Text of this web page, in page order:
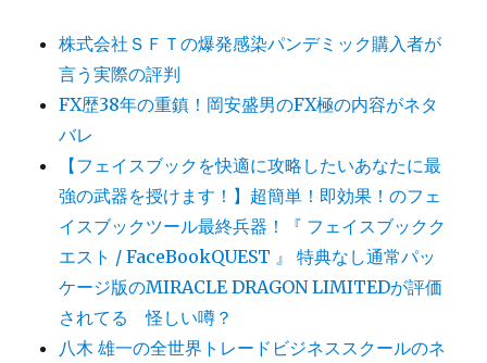
株式会社ＳＦＴの爆発感染パンデミック購入者が
言う実際の評判
FX歴38年の重鎮！岡安盛男のFX極の内容がネタ
バレ
【フェイスブックを快適に攻略したいあなたに最
強の武器を授けます！】超簡単！即効果！のフェ
イスブックツール最終兵器！『 フェイスブックク
エスト / FaceBookQUEST 』 特典なし通常パッ
ケージ版のMIRACLE DRAGON LIMITEDが評価
されてる 怪しい噂？
八木 雄一の全世界トレードビジネススクールのネ